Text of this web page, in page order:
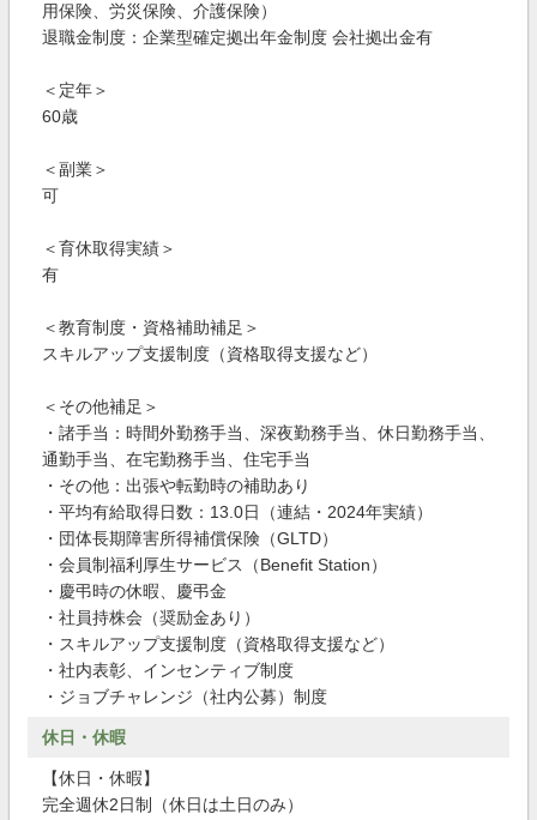
用保険、労災保険、介護保険）
退職金制度：企業型確定拠出年金制度 会社拠出金有
＜定年＞
60歳
＜副業＞
可
＜育休取得実績＞
有
＜教育制度・資格補助補足＞
スキルアップ支援制度（資格取得支援など）
＜その他補足＞
・諸手当：時間外勤務手当、深夜勤務手当、休日勤務手当、
通勤手当、在宅勤務手当、住宅手当
・その他：出張や転勤時の補助あり
・平均有給取得日数：13.0日（連結・2024年実績）
・団体長期障害所得補償保険（GLTD）
・会員制福利厚生サービス（Benefit Station）
・慶弔時の休暇、慶弔金
・社員持株会（奨励金あり）
・スキルアップ支援制度（資格取得支援など）
・社内表彰、インセンティブ制度
・ジョブチャレンジ（社内公募）制度
休日・休暇
【休日・休暇】
完全週休2日制（休日は土日のみ）